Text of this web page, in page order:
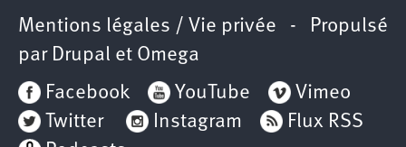
Mentions légales / Vie privée - Propulsé
par Drupal et Omega
Facebook
YouTube
Vimeo
Twitter
Instagram
Flux RSS